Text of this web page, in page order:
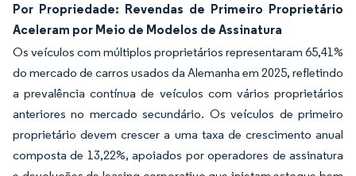
Por Propriedade: Revendas de Primeiro Proprietário
Aceleram por Meio de Modelos de Assinatura
Os veículos com múltiplos proprietários representaram 65,41%
do mercado de carros usados da Alemanha em 2025, refletindo
a prevalência contínua de veículos com vários proprietários
anteriores no mercado secundário. Os veículos de primeiro
proprietário devem crescer a uma taxa de crescimento anual
composta de 13,22%, apoiados por operadores de assinatura